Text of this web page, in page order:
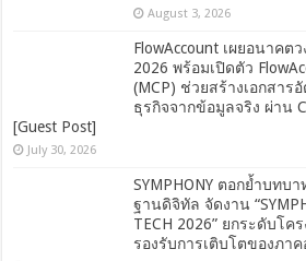
August 3, 2026
FlowAccount เผยอนาคต
2026 พร้อมเปิดตัว
(MCP) ช่วยสร้างเอกสา
ธุรกิจจากข้อมูลจริง ผ่าน
[Guest Post]
July 30, 2026
SYMPHONY ตอกย้ำบทบ
ฐานดิจิทัล จัดงาน
TECH 2026” ยกระดับโ
รองรับการเติบโตของภา